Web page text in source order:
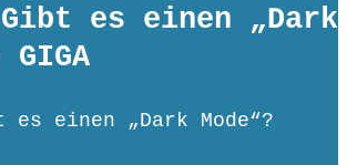
Gibt es einen „Dark
GIGA
es einen „Dark Mode“?